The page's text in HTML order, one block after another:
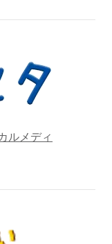
ルメディ